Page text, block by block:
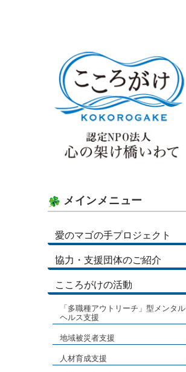
メインメニュー
愛のマゴの手プロジェクト
協力・支援団体のご紹介
こころがけの活動
「多職種アウトリーチ」型メンタル
ヘルス支援
地域被災者支援
人材育成支援